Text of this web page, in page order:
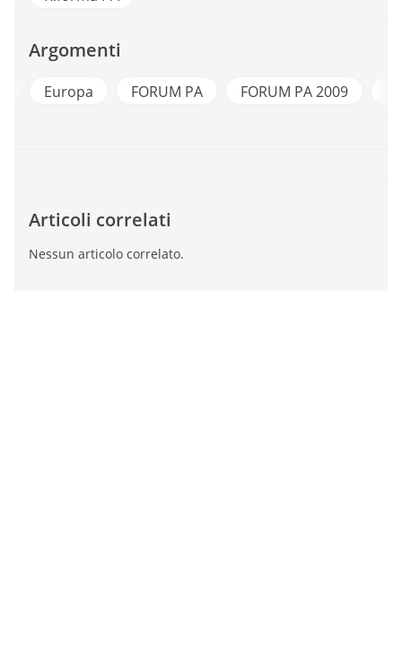
Argomenti
Europa FORUM PA FORUM PA 2009
Articoli correlati
Nessun articolo correlato.